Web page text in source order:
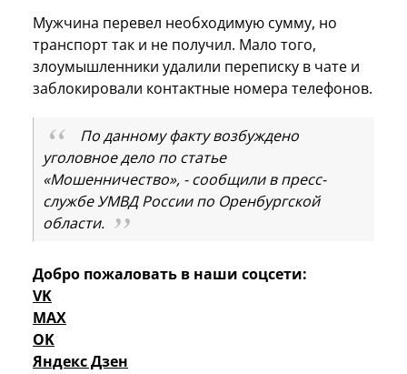
Мужчина перевел необходимую сумму, но
транспорт так и не получил. Мало того,
злоумышленники удалили переписку в чате и
заблокировали контактные номера телефонов.
По данному факту возбуждено
уголовное дело по статье
«Мошенничество», - сообщили в пресс-
службе УМВД России по Оренбургской
области.
Добро пожаловать в наши соцсети:
VK
MAX
OK
Яндекс Дзен